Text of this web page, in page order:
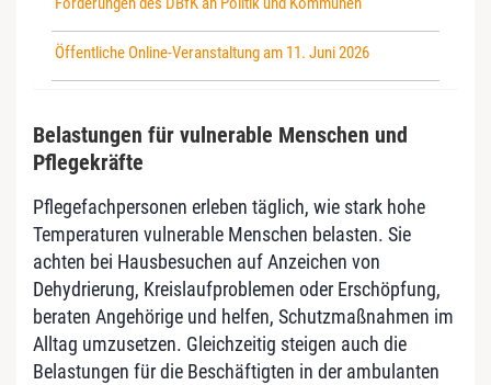
Öffentliche Online-Veranstaltung am 11. Juni 2026
Belastungen für vulnerable Menschen und
Pflegekräfte
Pflegefachpersonen erleben täglich, wie stark hohe
Temperaturen vulnerable Menschen belasten. Sie
achten bei Hausbesuchen auf Anzeichen von
Dehydrierung, Kreislaufproblemen oder Erschöpfung,
beraten Angehörige und helfen, Schutzmaßnahmen im
Alltag umzusetzen. Gleichzeitig steigen auch die
Belastungen für die Beschäftigten in der ambulanten